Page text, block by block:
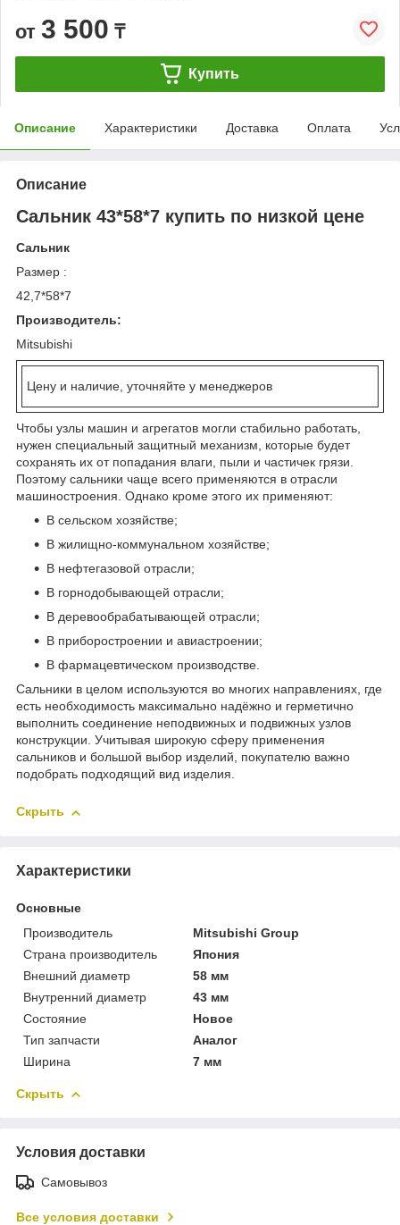
от 3 500 ₸
Купить
Описание Характеристики Доставка Оплата
Описание
Сальник 43*58*7 купить по низкой цене
Сальник
Размер :
42,7*58*7
Производитель:
Mitsubishi
Цену и наличие, уточняйте у менеджеров
Чтобы узлы машин и агрегатов могли стабильно работать,
нужен специальный защитный механизм, которые будет
сохранять их от попадания влаги, пыли и частичек грязи.
Поэтому сальники чаще всего применяются в отрасли
машиностроения. Однако кроме этого их применяют:
В сельском хозяйстве;
В жилищно-коммунальном хозяйстве;
В нефтегазовой отрасли;
В горнодобывающей отрасли;
В деревообрабатывающей отрасли;
В приборостроении и авиастроении;
В фармацевтическом производстве.
Сальники в целом используются во многих направлениях, где
есть необходимость максимально надёжно и герметично
выполнить соединение неподвижных и подвижных узлов
конструкции. Учитывая широкую сферу применения
сальников и большой выбор изделий, покупателю важно
подобрать подходящий вид изделия.
Скрыть
Характеристики
Основные
Производитель
Mitsubishi Group
Страна производитель
Япония
Внешний диаметр
58 мм
Внутренний диаметр
43 мм
Состояние
Новое
Тип запчасти
Аналог
Ширина
7 мм
Скрыть
Условия доставки
Самовывоз
Все условия доставки